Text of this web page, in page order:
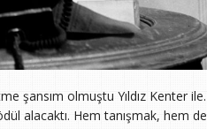
şansım olmuştu Yıldız Kenter ile.
alacaktı. Hem tanışmak, hem de